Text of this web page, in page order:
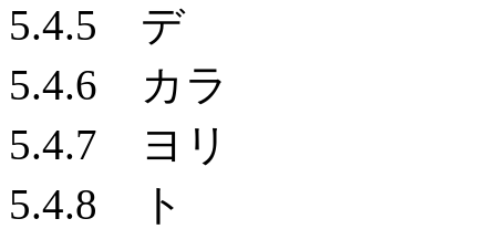
5.4.5 デ
5.4.6 カラ
5.4.7 ヨリ
5.4.8 ト